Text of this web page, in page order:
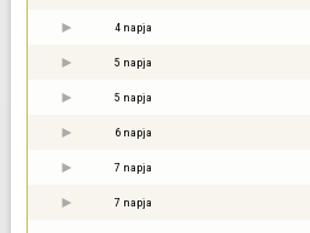
4 napja
5 napja
5 napja
6 napja
7 napja
7 napja